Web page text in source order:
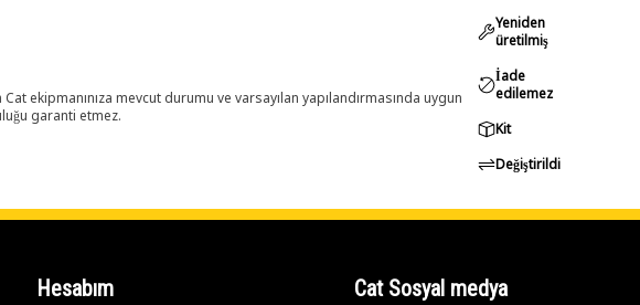
ekipmanınıza mevcut durumu ve varsayılan yapılandırmasında uygun
garanti etmez.
Yeniden
üretilmiş
İade
edilemez
Kit
Değiştirildi
Hesabım Cat Sosyal medya